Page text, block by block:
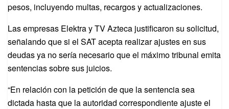
pesos, incluyendo multas, recargos y actualizaciones.
Las empresas Elektra y TV Azteca justificaron su solicitud,
señalando que si el SAT acepta realizar ajustes en sus
deudas ya no sería necesario que el máximo tribunal emita
sentencias sobre sus juicios.
“En relación con la petición de que la sentencia sea
dictada hasta que la autoridad correspondiente ajuste el